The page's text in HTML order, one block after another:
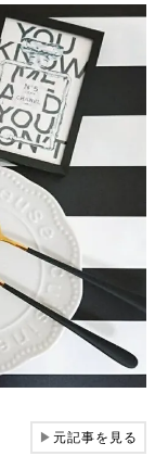
▶元記事を見る